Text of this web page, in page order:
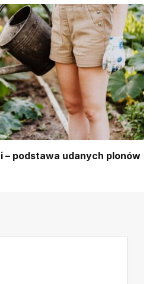
– podstawa udanych plonów